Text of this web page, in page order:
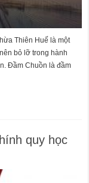
Thiên Huế là một
bỏ lỡ trong hành
Đầm Chuồn là đầm
quy học